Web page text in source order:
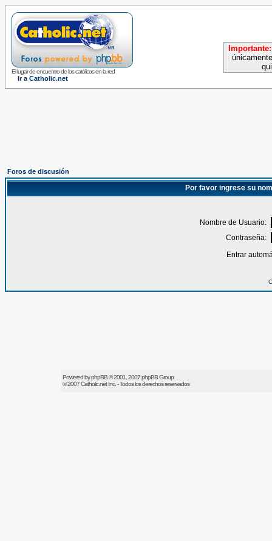
El lugar de encuentro de los católicos en la red
Ir a Catholic.net
Importante:
Foros de discusión
Por favor ingrese su
Nombre de Usuario:
Contraseña:
Entrar
Powered byphpBB© 2001, 2007 phpBB Group
© 2007Catholic.netInc. - Todos los derechos reservados